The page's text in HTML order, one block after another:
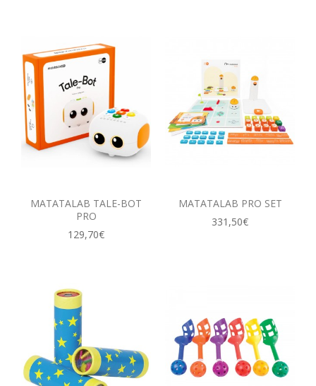
MATATALAB TALE-BOT
PRO
129,70€
MATATALAB PRO SET
331,50€